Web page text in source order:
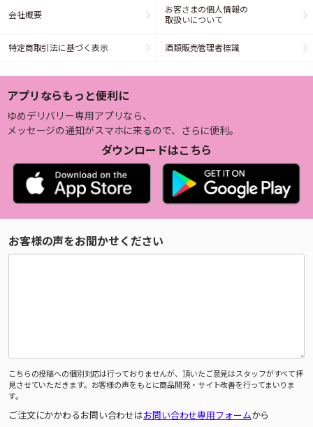
会社概要
お客さまの個人情報の
取扱いについて
特定商取引法に基づく表示 酒類販売管理者標識
アプリならもっと便利に
ゆめデリバリー専用アプリなら、
メッセージの通知がスマホに来るので、さらに便利。
ダウンロードはこちら
お客様の声をお聞かせください
こちらの投稿への個別対応は行っておりませんが、頂いたご意見はスタッフがすべて拝
見させていただきます。お客様の声をもとに商品開発・サイト改善を行ってまいりま
す。
ご注文にかかわるお問い合わせはお問い合わせ専用フォームから